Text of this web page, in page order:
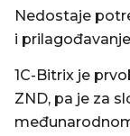
Nedostaje
i
1C-Bitrix je
ZND, pa je za